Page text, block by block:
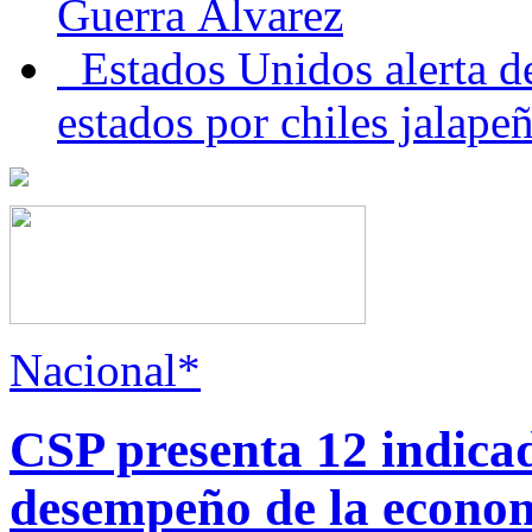
Guerra Álvarez
Estados Unidos alerta
estados por chiles
Nacional*
CSP presenta 12
desempeño de la